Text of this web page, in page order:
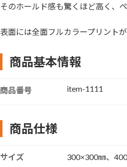
そのホールド感も驚くほど高く、
表面には全面フルカラープリント
商品基本情報
商品番号 item-1111
商品仕様
サイズ 300×300㎜、